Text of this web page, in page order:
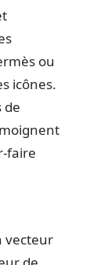
ou
icônes.
de
faire
vecteur